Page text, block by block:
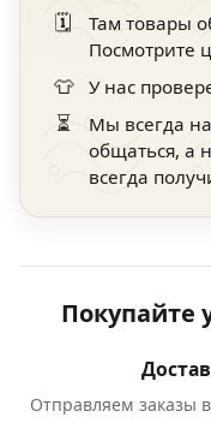
🗓️
Там товары
Посмотрите
👕 У нас
⏳
Мы всегда
общаться, а
всегда
Покупайте
Отправляем заказы